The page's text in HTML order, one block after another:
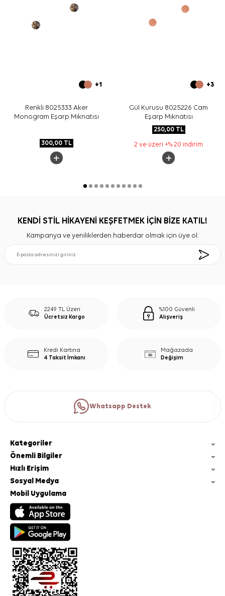
+1
Renkli 8025333 Aker
Monogram Eşarp Mıknatısı
300,00TL
+3
Gül Kurusu 8025226 Cam
Eşarp Mıknatısı
250,00TL
2 ve üzeri +% 20 indirim
KENDİ STİL HİKAYENİ KEŞFETMEK İÇİN BİZE KATIL!
Kampanya ve yeniliklerden haberdar olmak için üye ol.
2249 TL Üzeri
Ücretsiz Kargo
%100 Güvenli
Alışveriş
Kredi Kartına
4 Taksit İmkanı
Mağazada
Değişim
Whatsapp Destek
Kategoriler
Önemli Bilgiler
Hızlı Erişim
Sosyal Medya
Mobil Uygulama